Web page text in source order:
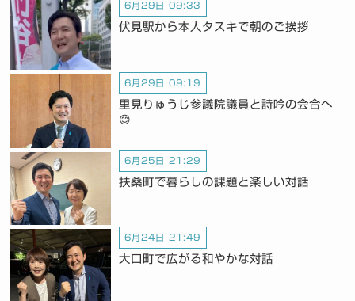
6月29日 09:33
伏見駅から本人タスキで朝のご挨拶
6月29日 09:19
里見りゅうじ参議院議員と詩吟の会合へ
😊
6月25日 21:29
扶桑町で暮らしの課題と楽しい対話
6月24日 21:49
大口町で広がる和やかな対話